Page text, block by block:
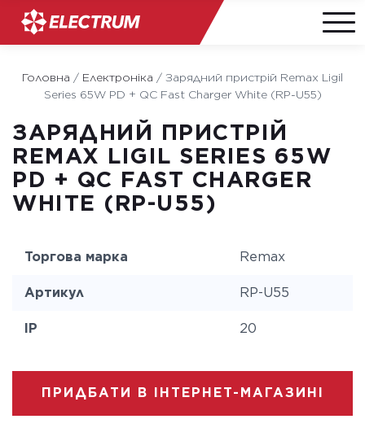
content
Головна / Електроніка / Зарядний пристрій Remax Ligil
Series 65W PD + QC Fast Charger White (RP-U55)
ЗАРЯДНИЙ ПРИСТРІЙ
REMAX LIGIL SERIES 65W
PD + QC FAST CHARGER
WHITE (RP-U55)
Торгова марка Remax
Артикул RP-U55
IP 20
ПРИДБАТИ В ІНТЕРНЕТ-МАГАЗИНІ